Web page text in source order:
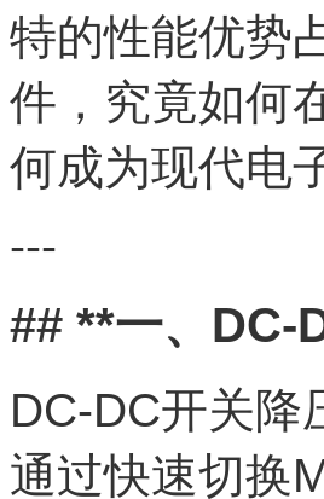
特的性能优势
件，究竟如何
何成为现代电
---
## **一、DC-
DC-DC开关降
通过快速切换